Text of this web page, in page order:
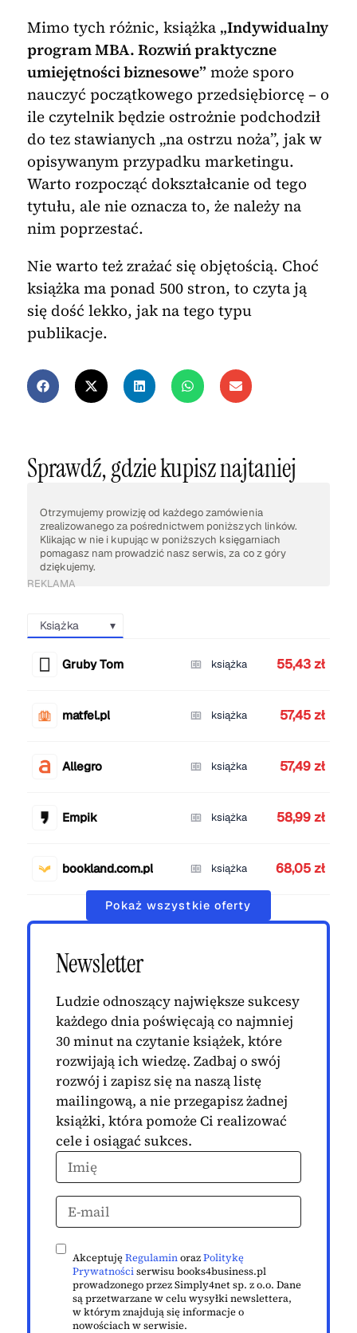
Mimo tych różnic, książka „Indywidualny
program MBA. Rozwiń praktyczne
umiejętności biznesowe” może sporo
nauczyć początkowego przedsiębiorcę – o
ile czytelnik będzie ostrożnie podchodził
do tez stawianych „na ostrzu noża”, jak w
opisywanym przypadku marketingu.
Warto rozpocząć dokształcanie od tego
tytułu, ale nie oznacza to, że należy na
nim poprzestać.
Nie warto też zrażać się objętością. Choć
książka ma ponad 500 stron, to czyta ją
się dość lekko, jak na tego typu
publikacje.
Sprawdź, gdzie kupisz najtaniej
Otrzymujemy prowizję od każdego zamówienia
zrealizowanego za pośrednictwem poniższych linków.
Klikając w nie i kupując w poniższych księgarniach
pomagasz nam prowadzić nasz serwis, za co z góry
dziękujemy.
REKLAMA
Książka
Gruby Tom książka 55,43 zł
matfel.pl książka 57,45 zł
Allegro książka 57,49 zł
Empik książka 58,99 zł
bookland.com.pl książka 68,05 zł
Pokaż wszystkie oferty
Newsletter
Ludzie odnoszący największe sukcesy
każdego dnia poświęcają co najmniej
30 minut na czytanie książek, które
rozwijają ich wiedzę. Zadbaj o swój
rozwój i zapisz się na naszą listę
mailingową, a nie przegapisz żadnej
książki, która pomoże Ci realizować
cele i osiągać sukces.
AkceptujęRegulaminorazPolitykę
Prywatnościserwisu books4business.pl
prowadzonego przez Simply4net sp. z o.o. Dane
są przetwarzane w celu wysyłki newslettera,
w którym znajdują się informacje o
nowościach w serwisie.